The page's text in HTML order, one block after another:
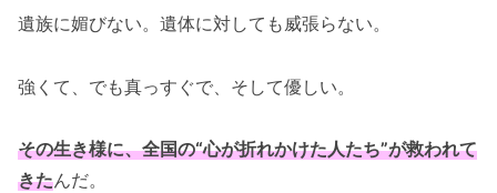
遺族に媚びない。遺体に対しても威張らない。
強くて、でも真っすぐで、そして優しい。
その生き様に、全国の“心が折れかけた人たち”が救われて
きたんだ。